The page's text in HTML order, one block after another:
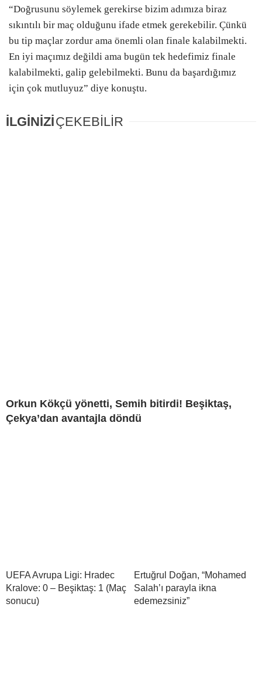
“Doğrusunu söylemek gerekirse bizim adımıza biraz
sıkıntılı bir maç olduğunu ifade etmek gerekebilir. Çünkü
bu tip maçlar zordur ama önemli olan finale kalabilmekti.
En iyi maçımız değildi ama bugün tek hedefimiz finale
kalabilmekti, galip gelebilmekti. Bunu da başardığımız
için çok mutluyuz” diye konuştu.
İLGİNİZİÇEKEBİLİR
Orkun Kökçü yönetti, Semih bitirdi! Beşiktaş,
Çekya’dan avantajla döndü
UEFA Avrupa Ligi: Hradec
Kralove: 0 – Beşiktaş: 1 (Maç
sonucu)
Ertuğrul Doğan, “Mohamed
Salah’ı parayla ikna
edemezsiniz”